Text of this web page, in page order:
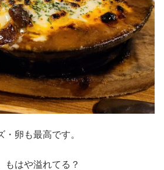
・卵も最高です。
もはや溢れてる？